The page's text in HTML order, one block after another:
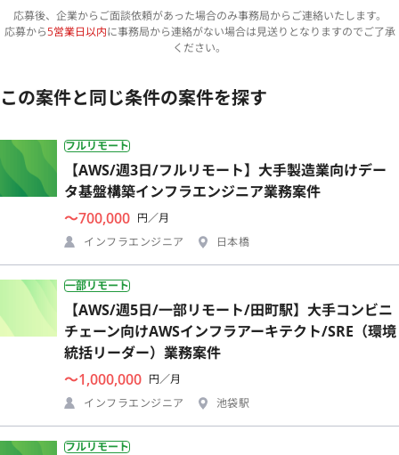
応募後、企業からご面談依頼があった場合のみ事務局からご連絡いたします。
応募から5営業日以内に事務局から連絡がない場合は見送りとなりますのでご了承
ください。
この案件と同じ条件の案件を探す
フルリモート
【AWS/週3日/フルリモート】大手製造業向けデー
タ基盤構築インフラエンジニア業務案件
〜700,000 円／月
インフラエンジニア
日本橋
一部リモート
【AWS/週5日/一部リモート/田町駅】大手コンビニ
チェーン向けAWSインフラアーキテクト/SRE（環境
統括リーダー）業務案件
〜1,000,000 円／月
インフラエンジニア
池袋駅
フルリモート